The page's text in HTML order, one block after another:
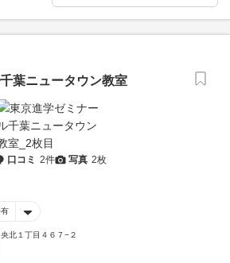
葉ニュータウン教室
口コミ 2件 写真 2枚
北１丁目４６７−２